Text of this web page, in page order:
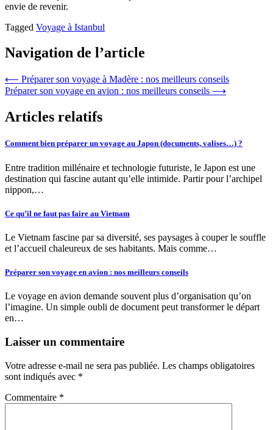
envie de revenir.
Tagged Voyage à Istanbul
Navigation de l’article
⟵ Préparer son voyage à Madère : nos meilleurs conseils
Préparer son voyage en avion : nos meilleurs conseils ⟶
Articles relatifs
Comment bien préparer un voyage au Japon (documents, valises…) ?
Entre tradition millénaire et technologie futuriste, le Japon est une
destination qui fascine autant qu’elle intimide. Partir pour l’archipel
nippon,…
Ce qu’il ne faut pas faire au Vietnam
Le Vietnam fascine par sa diversité, ses paysages à couper le souffle
et l’accueil chaleureux de ses habitants. Mais comme…
Préparer son voyage en avion : nos meilleurs conseils
Le voyage en avion demande souvent plus d’organisation qu’on
l’imagine. Un simple oubli de document peut transformer le départ
en…
Laisser un commentaire
Votre adresse e-mail ne sera pas publiée. Les champs obligatoires
sont indiqués avec *
Commentaire *